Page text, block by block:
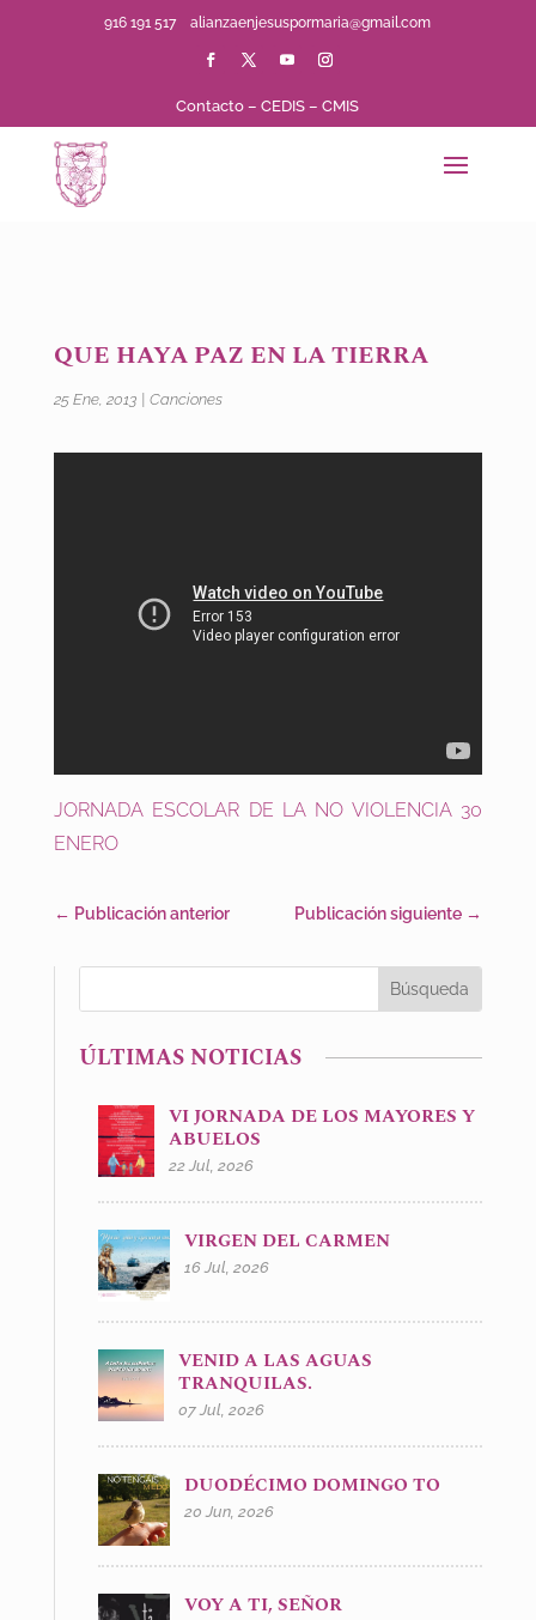
916 191 517alianzaenjesuspormaria@gmail.com
Contacto –CEDIS –CMIS
QUE HAYA PAZ EN LA TIERRA
25 Ene, 2013 Canciones
JORNADA ESCOLAR DE LA NO VIOLENCIA 30
ENERO
← Publicación anterior Publicación siguiente →
ÚLTIMAS NOTICIAS
VI JORNADA DE LOS MAYORES Y
ABUELOS
22 Jul, 2026
VIRGEN DEL CARMEN
16 Jul, 2026
VENID A LAS AGUAS
TRANQUILAS.
07 Jul, 2026
DUODÉCIMO DOMINGO TO
20 Jun, 2026
VOY A TI, SEÑOR